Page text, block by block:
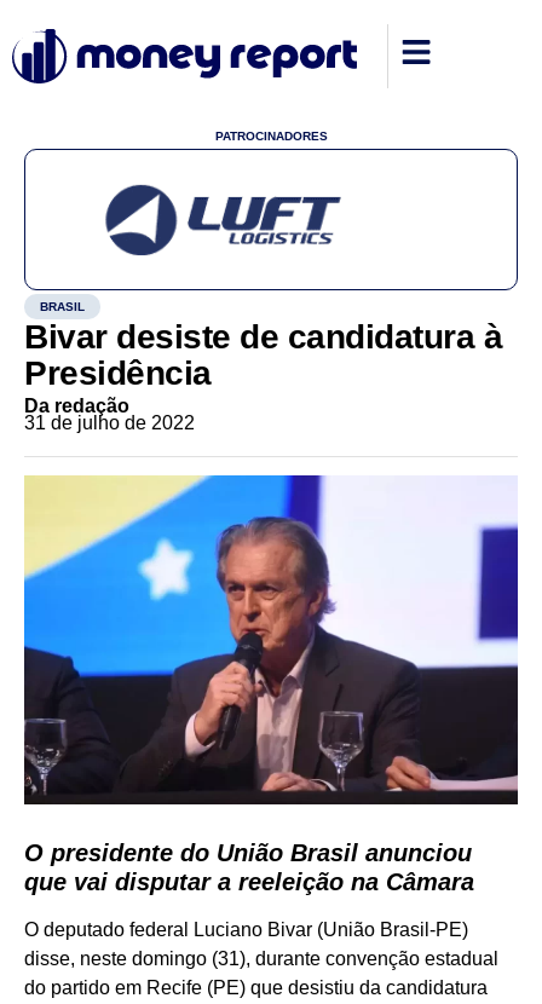
PATROCINADORES
BRASIL
Bivar desiste de candidatura à
Presidência
Da redação
31 de julho de 2022
O presidente do União Brasil anunciou
que vai disputar a reeleição na Câmara
O deputado federal Luciano Bivar (União Brasil-PE)
disse, neste domingo (31), durante convenção estadual
do partido em Recife (PE) que desistiu da candidatura